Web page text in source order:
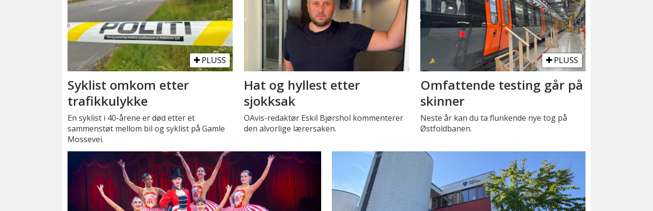
PLUSS
Syklist omkom etter
trafikkulykke
En syklist i 40-årene er død etter et
sammenstøt mellom bil og syklist på Gamle
Mossevei.
Hat og hyllest etter
sjokksak
OAvis-redaktør Eskil Bjørshol kommenterer
den alvorlige lærersaken.
PLUSS
Omfattende testing går på
skinner
Neste år kan du ta flunkende nye tog på
Østfoldbanen.